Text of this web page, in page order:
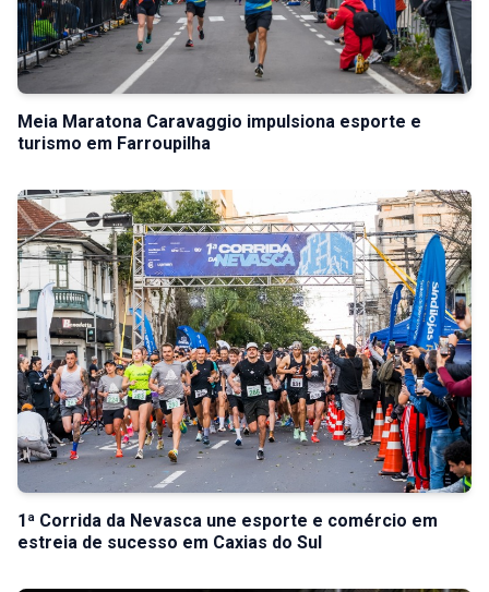
Meia Maratona Caravaggio impulsiona esporte e
turismo em Farroupilha
1ª Corrida da Nevasca une esporte e comércio em
estreia de sucesso em Caxias do Sul